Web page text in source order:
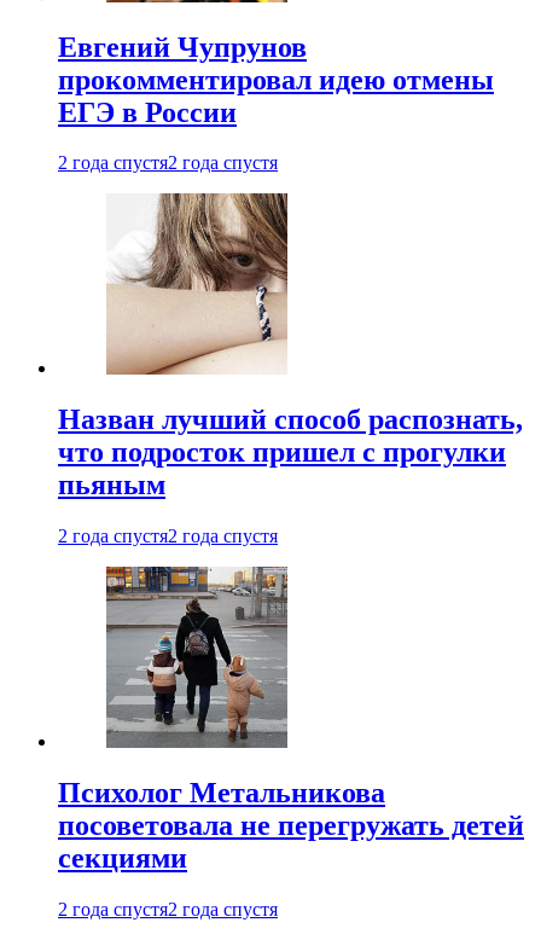
Евгений Чупрунов
прокомментировал идею отмены
ЕГЭ в России
2 года спустя2 года спустя
Назван лучший способ распознать,
что подросток пришел с прогулки
пьяным
2 года спустя2 года спустя
Психолог Метальникова
посоветовала не перегружать детей
секциями
2 года спустя2 года спустя